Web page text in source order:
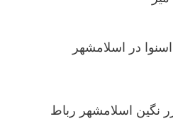
در اسلامشهر
نگین اسلامشهر رباط